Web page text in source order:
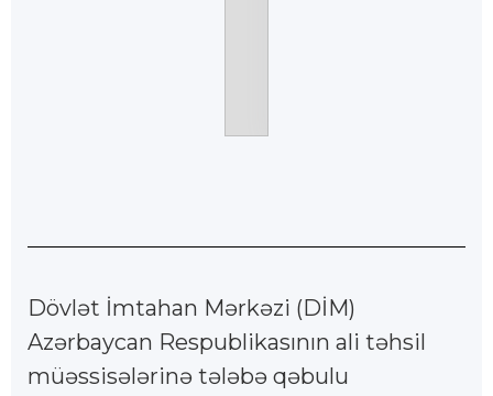
Dövlət İmtahan Mərkəzi (DİM)
Azərbaycan Respublikasının ali təhsil
müəssisələrinə tələbə qəbulu